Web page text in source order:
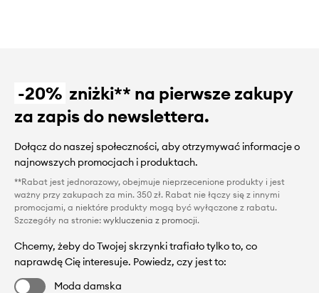
-20% zniżki** na pierwsze zakupy
za zapis do newslettera.
Dołącz do naszej społeczności, aby otrzymywać informacje o
najnowszych promocjach i produktach.
**Rabat jest jednorazowy, obejmuje nieprzecenione produkty i jest
ważny przy zakupach za min. 350 zł. Rabat nie łączy się z innymi
promocjami, a niektóre produkty mogą być wyłączone z rabatu.
Szczegóły na stronie: wykluczenia z promocji.
Chcemy, żeby do Twojej skrzynki trafiało tylko to, co
naprawdę Cię interesuje. Powiedz, czy jest to:
Moda damska